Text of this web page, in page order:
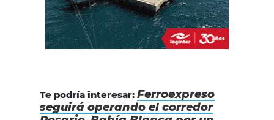
Te podría interesar: Ferroexpreso
seguirá operando el corredor